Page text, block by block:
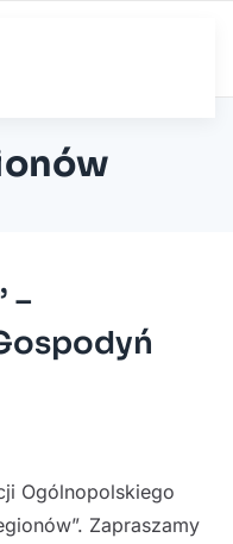
–
Ogólnopolskiego
Zapraszamy